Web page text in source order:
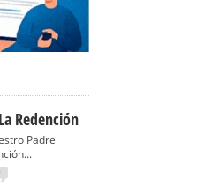
Redención
Padre